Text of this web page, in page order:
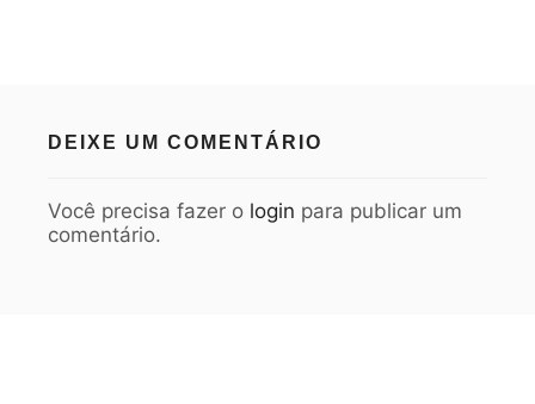
DEIXE UM COMENTÁRIO
Você precisa fazer o login para publicar um
comentário.